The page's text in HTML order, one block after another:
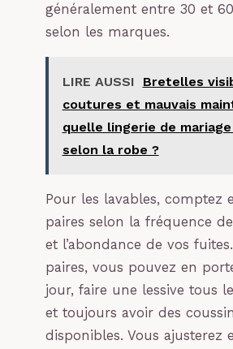
généralement entre 30 et
selon les marques.
LIRE AUSSI
Bretelles
coutures et mauvais
quelle lingerie de
selon la robe ?
Pour les lavables, comptez
paires selon la fréquence
et l’abondance de vos
paires, vous pouvez en
jour, faire une lessive tous
et toujours avoir des
disponibles. Vous ajusterez